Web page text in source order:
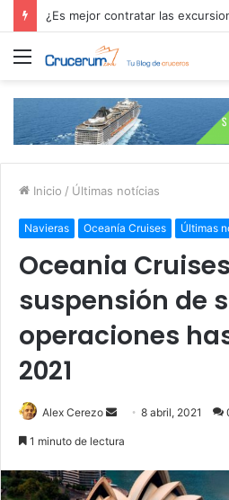
Menú
Inicio / Últimas notícias
Navieras Oceanía Cruises Últimas
Oceania
suspensión de
operaciones
2021
Alex Cerezo
Send8 abril, 2021
1 minuto de lectura